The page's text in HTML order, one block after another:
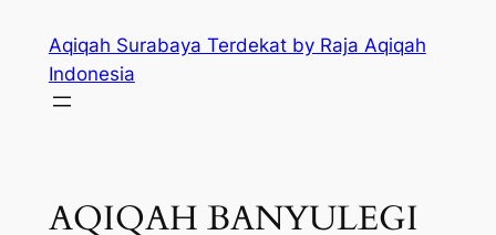
content
Aqiqah Surabaya Terdekat by Raja Aqiqah
Indonesia
AQIQAH BANYULEGI